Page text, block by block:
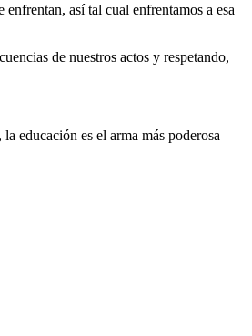
así tal cual enfrentamos a esa
de nuestros actos y respetando,
educación es el arma más poderosa